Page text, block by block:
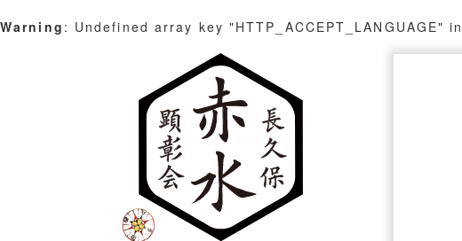
Warning : Undefined array key "HTTP_ACCEPT_LANGUAGE" in